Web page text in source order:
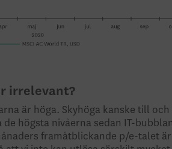
irrelevant?
är höga. Skyhöga kanske till och
högsta nivåerna sedan IT-
framåtblickande p/e-talet